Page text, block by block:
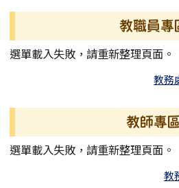
教職員專
選單載入失敗，請重新整理頁面。
教務
教師專區
選單載入失敗，請重新整理頁面。
教